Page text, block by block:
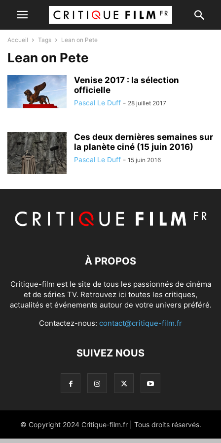
Accueil Tags Lean on Pete
Lean on Pete
Venise 2017 : la sélection
officielle
Pascal Le Duff - 28 juillet 2017
Ces deux dernières semaines sur
la planète ciné (15 juin 2016)
Pascal Le Duff - 15 juin 2016
À PROPOS
Critique-film est le site de tous les passionnés de cinéma
et de séries TV. Retrouvez ici toutes les critiques,
actualités et événements autour de votre univers préféré.
Contactez-nous: contact@critique-film.fr
SUIVEZ NOUS
© Copyright 2024 Critique-film.fr | Tous droits réservés.